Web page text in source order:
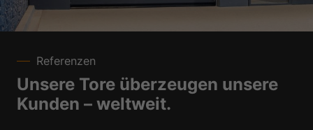
Referenzen
Unsere Tore überzeugen unsere
Kunden – weltweit.
Datenschutzerklärung